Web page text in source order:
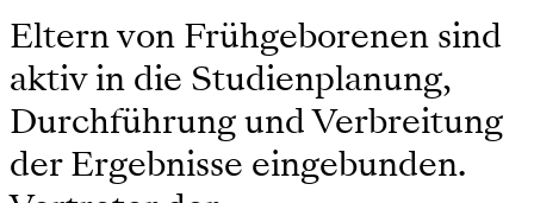
Eltern von Frühgeborenen sind
aktiv in die Studienplanung,
Durchführung und Verbreitung
der Ergebnisse eingebunden.